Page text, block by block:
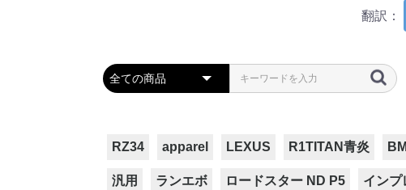
翻訳：
RZ34 apparel LEXUS R1TITAN青炎
汎用 ランエボ ロードスター ND P5 インプ